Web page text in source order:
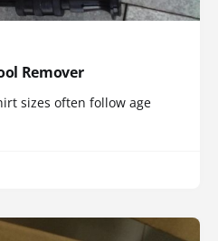
Remover
sizes often follow age